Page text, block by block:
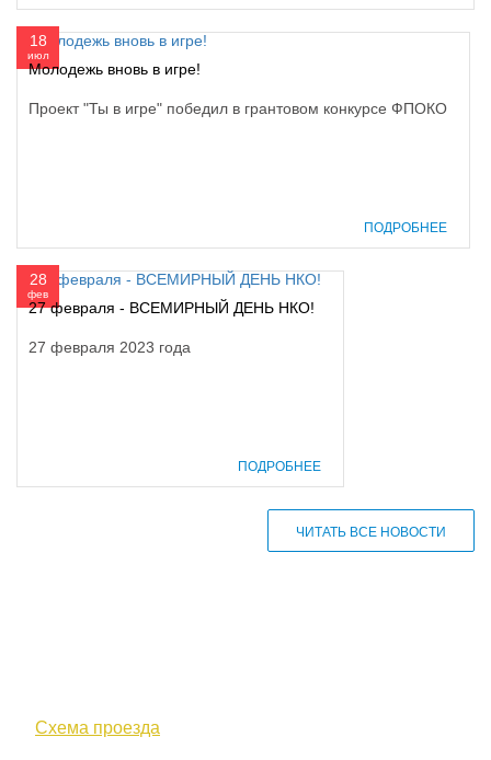
18
июл
Молодежь вновь в игре!
Проект "Ты в игре" победил в грантовом конкурсе ФПОКО
ПОДРОБНЕЕ
28
фев
27 февраля - ВСЕМИРНЫЙ ДЕНЬ НКО!
27 февраля 2023 года
ПОДРОБНЕЕ
ЧИТАТЬ ВСЕ НОВОСТИ
Схема проезда